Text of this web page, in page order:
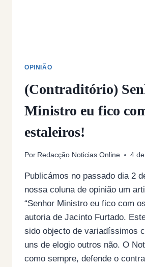
OPINIÃO
(Contraditório)
Ministro eu fico
estaleiros!
Por Redacção Noticias Online 4
Publicámos no passado dia 2
nossa coluna de opinião um
“Senhor Ministro eu fico com
autoria de Jacinto Furtado.
sido objecto de variadíssimos
uns de elogio outros não. O
como sempre, defende o